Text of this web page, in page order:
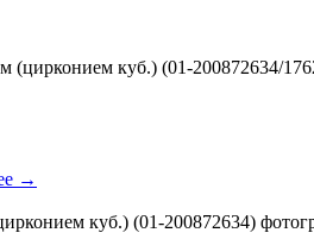
(цирконием куб.) (01-200872634/
→